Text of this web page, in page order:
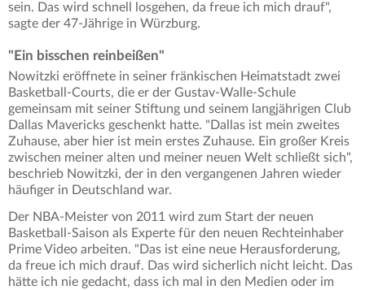
sein. Das wird schnell losgehen, da freue ich mich drauf",
sagte der 47-Jährige in Würzburg.
"Ein bisschen reinbeißen"
Nowitzki eröffnete in seiner fränkischen Heimatstadt zwei
Basketball-Courts, die er der Gustav-Walle-Schule
gemeinsam mit seiner Stiftung und seinem langjährigen Club
Dallas Mavericks geschenkt hatte. "Dallas ist mein zweites
Zuhause, aber hier ist mein erstes Zuhause. Ein großer Kreis
zwischen meiner alten und meiner neuen Welt schließt sich",
beschrieb Nowitzki, der in den vergangenen Jahren wieder
häufiger in Deutschland war.
Der NBA-Meister von 2011 wird zum Start der neuen
Basketball-Saison als Experte für den neuen Rechteinhaber
Prime Video arbeiten. "Das ist eine neue Herausforderung,
da freue ich mich drauf. Das wird sicherlich nicht leicht. Das
hätte ich nie gedacht, dass ich mal in den Medien oder im